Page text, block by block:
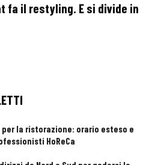
fa il restyling. E si divide in
la ristorazione: orario esteso e
HoReCa